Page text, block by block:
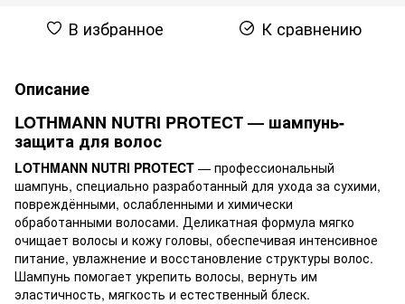
В избранное К сравнению
Описание
LOTHMANN NUTRI PROTECT — шампунь-
защита для волос
LOTHMANN NUTRI PROTECT — профессиональный
шампунь, специально разработанный для ухода за сухими,
повреждёнными, ослабленными и химически
обработанными волосами. Деликатная формула мягко
очищает волосы и кожу головы, обеспечивая интенсивное
питание, увлажнение и восстановление структуры волос.
Шампунь помогает укрепить волосы, вернуть им
эластичность, мягкость и естественный блеск.